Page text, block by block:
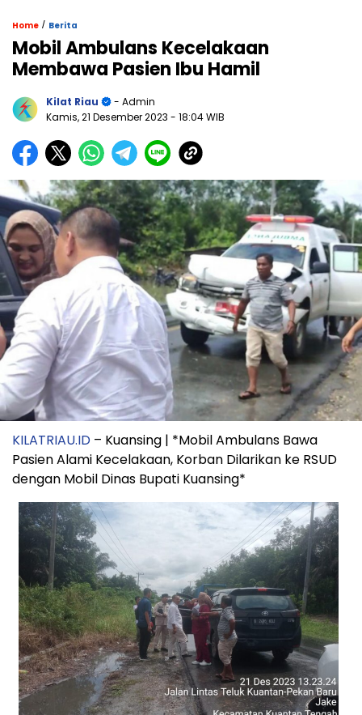
Home / Berita
Mobil Ambulans Kecelakaan
Membawa Pasien Ibu Hamil
Kilat Riau
- Admin
Kamis, 21 Desember 2023 - 18:04 WIB
KILATRIAU.ID – Kuansing | *Mobil Ambulans Bawa
Pasien Alami Kecelakaan, Korban Dilarikan ke RSUD
dengan Mobil Dinas Bupati Kuansing*